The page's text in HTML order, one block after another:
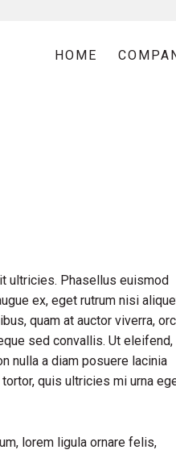
HOME
ultricies. Phasellus euismod
ex, eget rutrum nisi
quam at auctor viverra,
sed convallis. Ut eleifend,
nulla a diam posuere lacinia
quis ultricies mi urna
lorem ligula ornare felis,